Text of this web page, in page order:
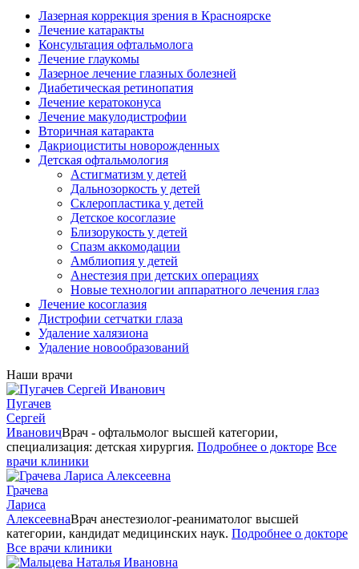
Лазерная коррекция зрения в Красноярске
Лечение катаракты
Консультация офтальмолога
Лечение глаукомы
Лазерное лечение глазных болезней
Диабетическая ретинопатия
Лечение кератоконуса
Лечение макулодистрофии
Вторичная катаракта
Дакриоциститы новорожденных
Детская офтальмология
Астигматизм у детей
Дальнозоркость у детей
Склеропластика у детей
Детское косоглазие
Близорукость у детей
Спазм аккомодации
Амблиопия у детей
Анестезия при детских операциях
Новые технологии аппаратного лечения глаз
Лечение косоглазия
Дистрофии сетчатки глаза
Удаление халязиона
Удаление новообразований
Наши врачи
Пугачев
Сергей
ИвановичВрач - офтальмолог высшей категории,
специализация: детская хирургия. Подробнее о докторе Все
врачи клиники
Грачева
Лариса
АлексеевнаВрач анестезиолог-реаниматолог высшей
категории, кандидат медицинских наук. Подробнее о докторе
Все врачи клиники